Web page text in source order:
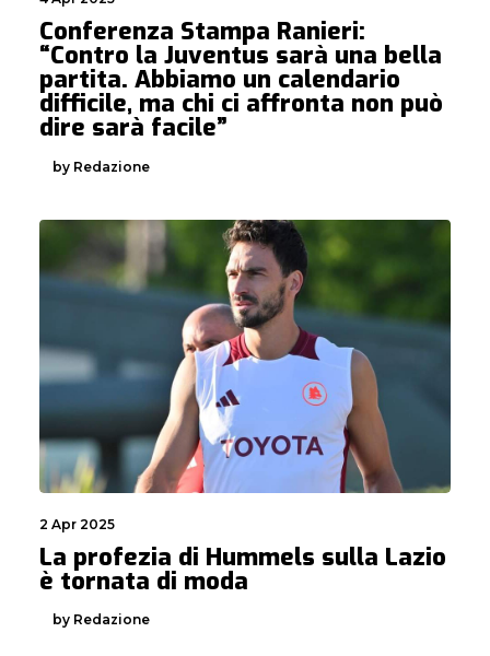
Conferenza Stampa Ranieri:
“Contro la Juventus sarà una bella
partita. Abbiamo un calendario
difficile, ma chi ci affronta non può
dire sarà facile”
by Redazione
2 Apr 2025
La profezia di Hummels sulla Lazio
è tornata di moda
by Redazione